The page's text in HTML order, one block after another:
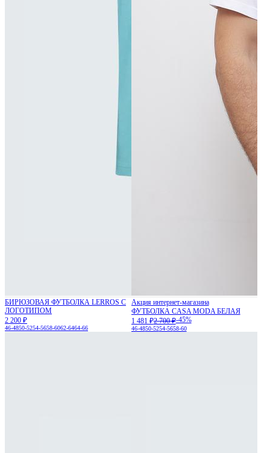
БИРЮЗОВАЯ ФУТБОЛКА LERROS С
ЛОГОТИПОМ
2 200 ₽
46-4850-5254-5658-6062-6464-66
Акция интернет-магазина
ФУТБОЛКА CASA MODA БЕЛАЯ
1 481 ₽2 700 ₽-45%
46-4850-5254-5658-60